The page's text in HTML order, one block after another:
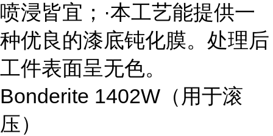
喷浸皆宜；·本工艺能提供一
种优良的漆底钝化膜。处理后
工件表面呈无色。
Bonderite 1402W （用于滚
压）